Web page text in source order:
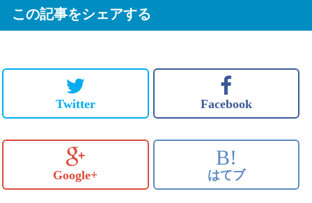
この記事をシェアする
Twitter Facebook
Google+
B!
はてブ